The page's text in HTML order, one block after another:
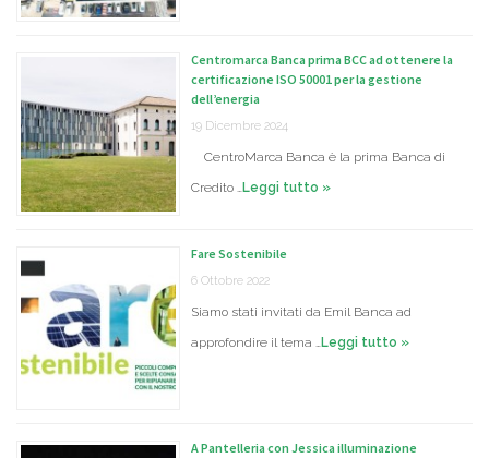
Centromarca Banca prima BCC ad ottenere la
certificazione ISO 50001 per la gestione
dell’energia
19 Dicembre 2024
CentroMarca Banca è la prima Banca di
Credito …Leggi tutto »
Fare Sostenibile
6 Ottobre 2022
Siamo stati invitati da Emil Banca ad
approfondire il tema …Leggi tutto »
A Pantelleria con Jessica illuminazione